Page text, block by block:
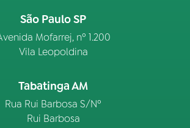
São Paulo SP
Mofarrej, nº 1.200
Vila Leopoldina
Tabatinga AM
Rua Rui Barbosa S/Nº
Rui Barbosa